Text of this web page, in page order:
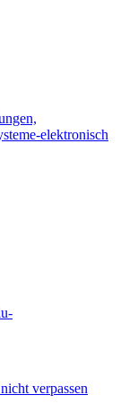
elektronisch
verpassen